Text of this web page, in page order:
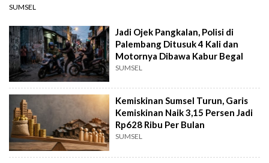
SUMSEL
Jadi Ojek Pangkalan, Polisi di
Palembang Ditusuk 4 Kali dan
Motornya Dibawa Kabur Begal
SUMSEL
Kemiskinan Sumsel Turun, Garis
Kemiskinan Naik 3,15 Persen Jadi
Rp628 Ribu Per Bulan
SUMSEL